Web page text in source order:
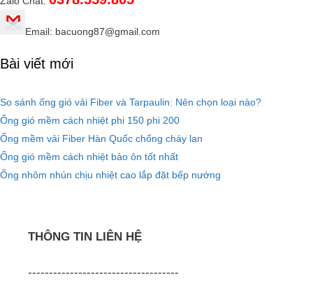
Email: bacuong87@gmail.com
Bài viết mới
So sánh ống gió vải Fiber và Tarpaulin: Nên chọn loại nào?
Ống gió mềm cách nhiệt phi 150 phi 200
Ống mềm vải Fiber Hàn Quốc chống cháy lan
Ống gió mềm cách nhiệt bảo ôn tốt nhất
Ống nhôm nhún chịu nhiệt cao lắp đặt bếp nướng
THÔNG TIN LIÊN HỆ
------------------------------------